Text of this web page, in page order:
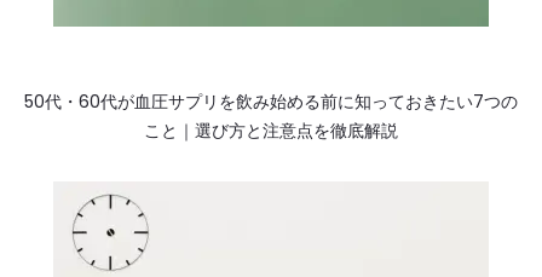
50代・60代が血圧サプリを飲み始める前に知っておきたい7つの
こと｜選び方と注意点を徹底解説